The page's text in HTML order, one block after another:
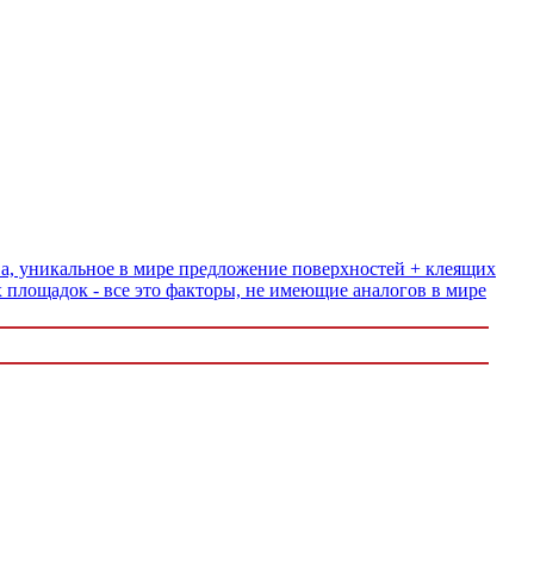
уникальное в мире предложение поверхностей + клеящих
- все это факторы, не имеющие аналогов в мире